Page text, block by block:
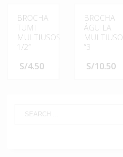
BROCHA
TUMI
MULTIUSOS
1/2″
S/4.50
BROCHA
ÁGUILA
MULTIUSO
“3
S/10.50